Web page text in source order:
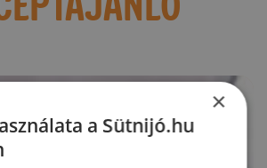
×
a Sütnijó.hu